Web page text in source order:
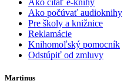
Ako čítať e-knihy
Ako počúvať audioknihy
Pre školy a knižnice
Reklamácie
Knihomoľský pomocník
Odstúpiť od zmluvy
Martinus